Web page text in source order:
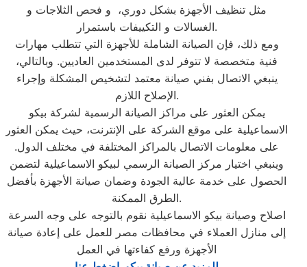
مثل تنظيف الأجهزة بشكل دوري، و فحص الثلاجات و
الغسالات و التكييفات باستمرار.
ومع ذلك، فإن الصيانة الشاملة للأجهزة التي تتطلب مهارات
فنية متخصصة لا تتوفر لدى المستخدمين العاديين. وبالتالي،
ينبغي الاتصال بفني صيانة معتمد لتشخيص المشكلة وإجراء
الإصلاح اللازم.
يمكن العثور على مراكز الصيانة الرسمية لشركة بيكو
الاسماعيلية على موقع الشركة على الإنترنت، حيث يمكن العثور
على معلومات الاتصال بالمراكز المختلفة في مختلف الدول.
وينبغي اختيار مركز الصيانة الرسمي لبيكو الاسماعيلية لتضمن
الحصول على خدمة عالية الجودة وضمان صيانة الأجهزة بأفضل
الطرق الممكنة.
اصلاح وصيانة بيكو الاسماعيلية نقوم بالتوجه على وجه السرعة
إلى منازل العملاء في محافظات مصر للعمل على إعادة صيانة
الأجهزة ورفع كفاءتها في العمل